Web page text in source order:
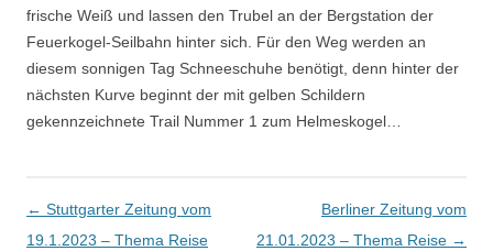
frische Weiß und lassen den Trubel an der Bergstation der
Feuerkogel-Seilbahn hinter sich. Für den Weg werden an
diesem sonnigen Tag Schneeschuhe benötigt, denn hinter der
nächsten Kurve beginnt der mit gelben Schildern
gekennzeichnete Trail Nummer 1 zum Helmeskogel…
Artikel-Navigation
← Stuttgarter Zeitung vom
19.1.2023 – Thema Reise
Berliner Zeitung vom
21.01.2023 – Thema Reise →